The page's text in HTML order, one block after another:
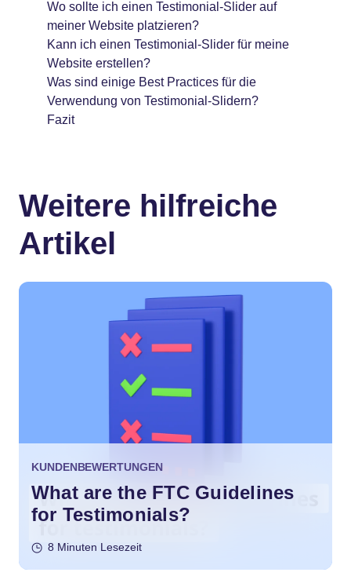
Wo sollte ich einen Testimonial-Slider auf
meiner Website platzieren?
Kann ich einen Testimonial-Slider für meine
Website erstellen?
Was sind einige Best Practices für die
Verwendung von Testimonial-Slidern?
Fazit
Weitere hilfreiche
Artikel
KUNDENBEWERTUNGEN
What are the FTC Guidelines
for Testimonials?
8 Minuten Lesezeit